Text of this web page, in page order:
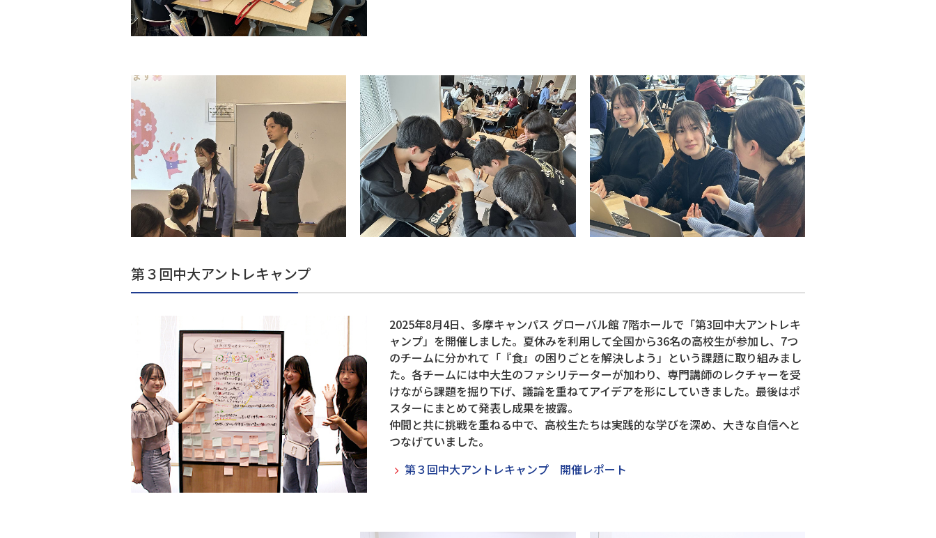
第３回中大アントレキャンプ
2025年8月4日、多摩キャンパス グローバル館 7階ホールで「第3回中大アントレキ
ャンプ」を開催しました。夏休みを利用して全国から36名の高校生が参加し、7つ
のチームに分かれて「『食』の困りごとを解決しよう」という課題に取り組みまし
た。各チームには中大生のファシリテーターが加わり、専門講師のレクチャーを受
けながら課題を掘り下げ、議論を重ねてアイデアを形にしていきました。最後はポ
スターにまとめて発表し成果を披露。
仲間と共に挑戦を重ねる中で、高校生たちは実践的な学びを深め、大きな自信へと
つなげていました。
第３回中大アントレキャンプ 開催レポート